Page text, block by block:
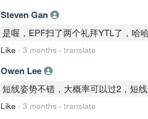
Steven Gan
是喔，EPF扫了两个礼拜YTL了，哈
Like · 3 months · translate
Owen Lee
短线姿势不错，大概率可以过2，短
Like · 3 months · translate